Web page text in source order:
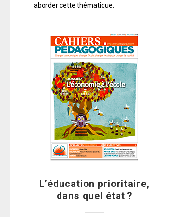
aborder cette thématique.
L’éducation prioritaire,
dans quel état ?